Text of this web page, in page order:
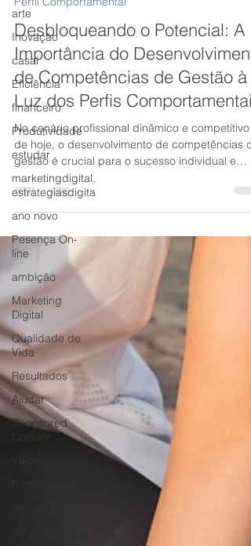
arte
Inovação
casal
Eficiência
financeiro
Produtividade
estudar
marketingdigital,
estrategiasdigita
ano novo
Pesença On-
line
ambição
Marketing
Digital
Qualidade de
Vida
Resultados
Ajudar
Sponsored
2 de set. de 2025
Perfil Comportamental
Desbloqueando o Potencial: A
Importância do
de Competências de Gestão à
Luz dos Perfis Comportamentais
No cenário profissional dinâmico e competitivo
de hoje, o desenvolvimento de competências
gestão é crucial para o sucesso individual e
organizacional.